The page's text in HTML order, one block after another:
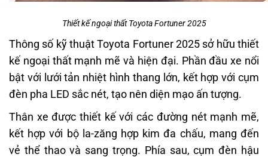
Thiết kế ngoại thất Toyota Fortuner 2025
Thông số kỹ thuật Toyota Fortuner 2025 sở hữu thiết
kế ngoại thất mạnh mẽ và hiện đại. Phần đầu xe nổi
bật với lưới tản nhiệt hình thang lớn, kết hợp với cụm
đèn pha LED sắc nét, tạo nên diện mạo ấn tượng.
Thân xe được thiết kế với các đường nét mạnh mẽ,
kết hợp với bộ la-zăng hợp kim đa chấu, mang đến
vẻ thể thao và sang trọng. Phía sau, cụm đèn hậu